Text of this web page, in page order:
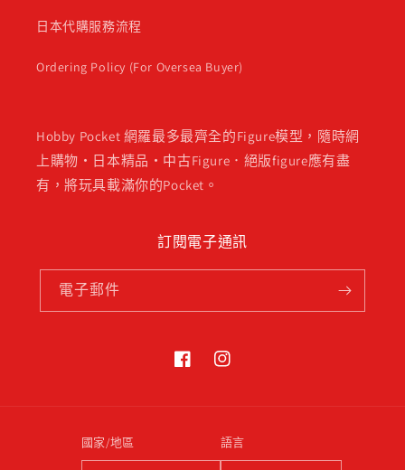
日本代購服務流程
Ordering Policy (For Oversea Buyer)
Hobby Pocket 網羅最多最齊全的Figure模型，隨時網
上購物・日本精品・中古Figure．絕版figure應有盡
有，將玩具載滿你的Pocket。
訂閱電子通訊
電子郵件
FacebookInstagram
國家/地區 語言